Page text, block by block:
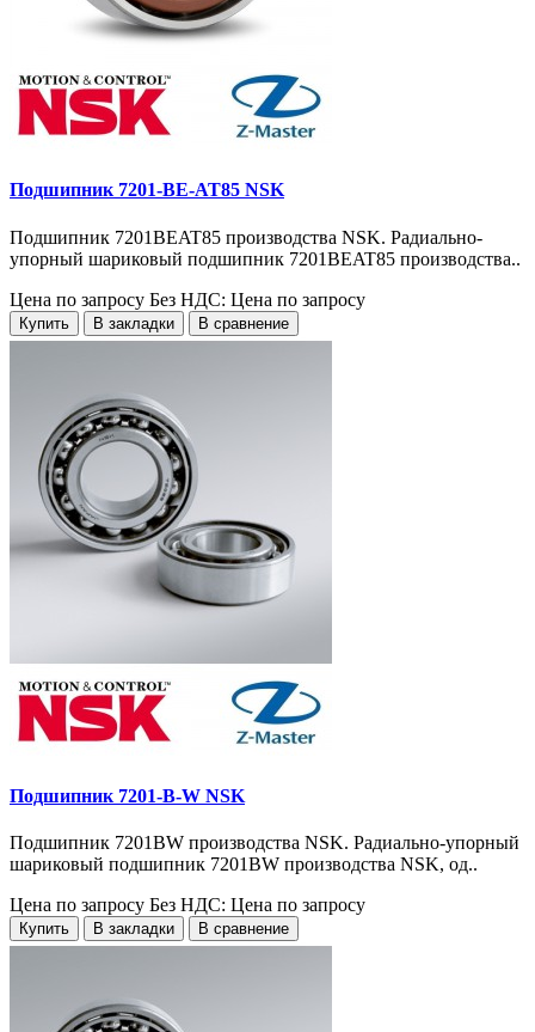
Подшипник 7201-BE-AT85 NSK
Подшипник 7201BEAT85 производства NSK. Радиально-
упорный шариковый подшипник 7201BEAT85 производства..
Цена по запросу Без НДС: Цена по запросу
Купить В закладки В сравнение
Подшипник 7201-B-W NSK
Подшипник 7201BW производства NSK. Радиально-упорный
шариковый подшипник 7201BW производства NSK, од..
Цена по запросу Без НДС: Цена по запросу
Купить В закладки В сравнение